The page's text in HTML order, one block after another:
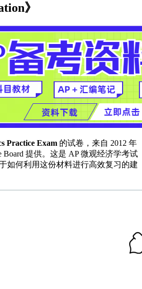
》
Practice Exam 的试卷，来自 2012 年
Board 提供。这是 AP 微观经济学考试
如何利用这份材料进行高效复习的建